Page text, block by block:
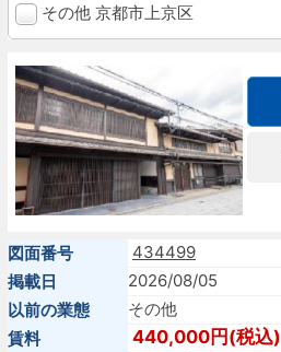
その他 京都市上京区
図面番号
434499
掲載日
2026/08/05
以前の業態
その他
賃料
440,000円(税込)